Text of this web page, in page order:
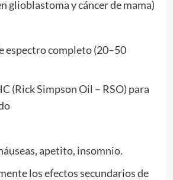
glioblastoma y cáncer de mama)
espectro completo (20–50
(Rick Simpson Oil – RSO) para
apetito, insomnio.
los efectos secundarios de